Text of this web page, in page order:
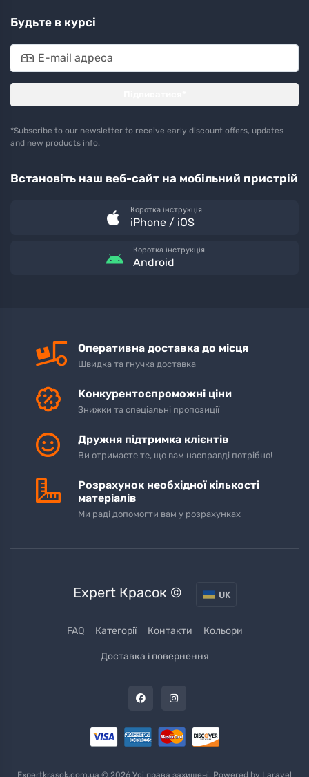
Будьте в курсі
*Subscribe to our newsletter to receive early discount offers, updates
and new products info.
Встановіть наш веб-сайт на мобільний пристрій
Коротка інструкція
iPhone / iOS
Коротка інструкція
Android
Оперативна доставка до місця
Швидка та гнучка доставка
Конкурентоспроможні ціни
Знижки та спеціальні пропозиції
Дружня підтримка клієнтів
Ви отримаєте те, що вам насправді потрібно!
Розрахунок необхідної кількості
матеріалів
Ми раді допомогти вам у розрахунках
Expert Красок © UK
FAQ Категорії Контакти Кольори
Доставка і повернення
Expertkrasok.com.ua © 2026 Усі права захищені. Powered by Laravel